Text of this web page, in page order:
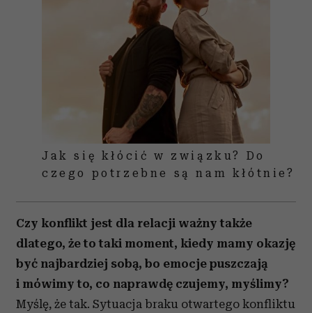
Jak się kłócić w związku? Do
czego potrzebne są nam kłótnie?
Czy konflikt jest dla relacji ważny także
dlatego, że to taki moment, kiedy mamy okazję
być najbardziej sobą, bo emocje puszczają
i mówimy to, co naprawdę czujemy, myślimy?
Myślę, że tak. Sytuacja braku otwartego konfliktu